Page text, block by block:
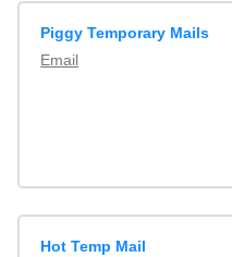
Piggy Temporary Mails
Email
Hot Temp Mail